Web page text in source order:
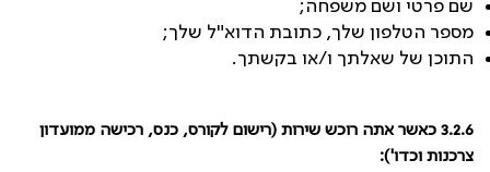
שם פרטי ושם משפחה;
מספר הטלפון שלך, כתובת הדוא"ל שלך;
התוכן של שאלתך ו/או בקשתך.
3.2.6 כאשר אתה רוכש שירות (רישום לקורס, כנס, רכישה ממועדון
צרכנות וכדו'):